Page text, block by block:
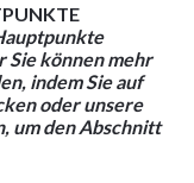
Sie können mehr
indem Sie auf
oder unsere
um den Abschnitt